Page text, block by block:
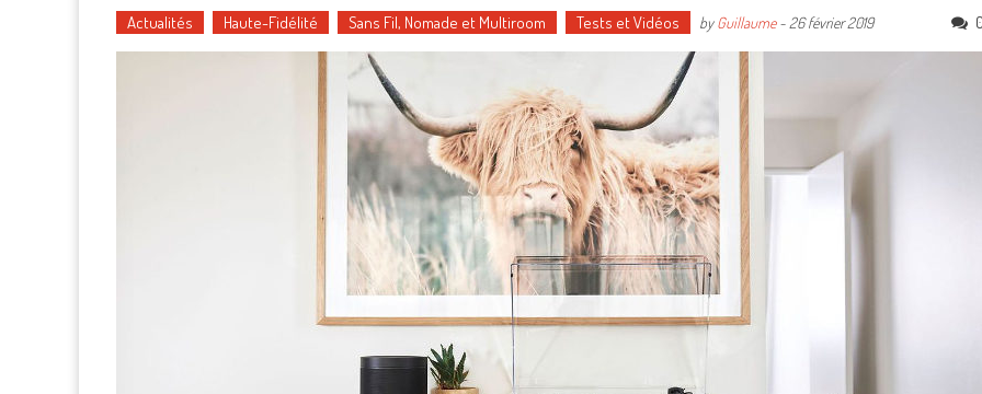
Actualités Haute-Fidélité Sans Fil, Nomade et Multiroom Tests et Vidéos byGuillaume- 26 février 2019